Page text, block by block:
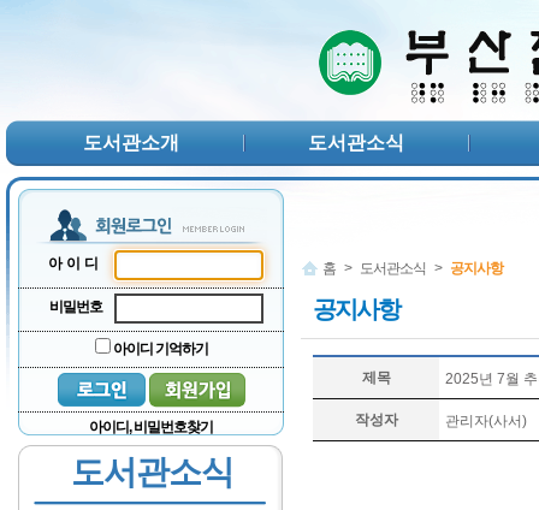
도서관소개 도서관소식
아이디
비밀번호
아이디 기억하기
아이디, 비밀번호찾기
도서관소식
홈 > 도서관소식 > 공지사항
공지사항
제목 2025년 7월
작성자 관리자(사서)